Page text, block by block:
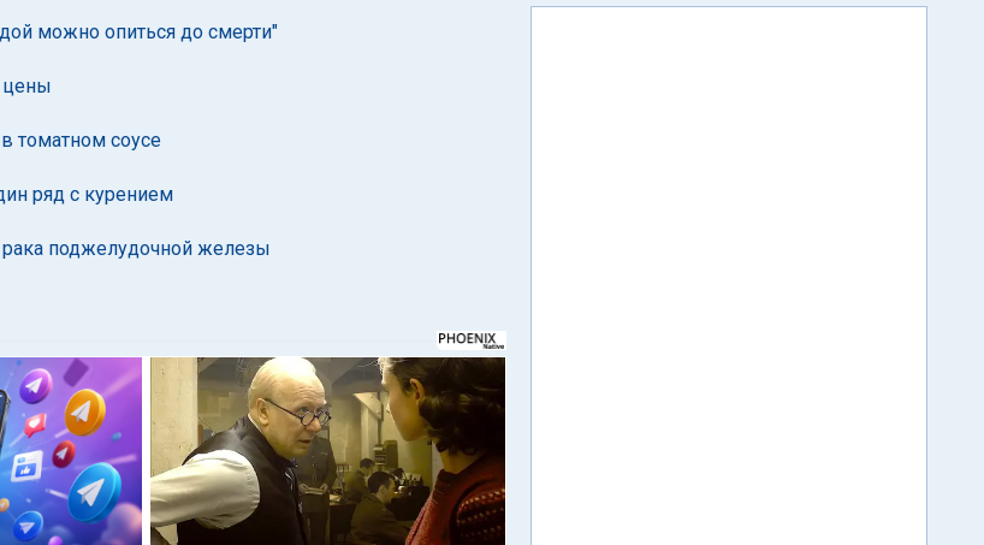
можно опиться до смерти"
цены
томатном соусе
ряд с курением
рака поджелудочной железы